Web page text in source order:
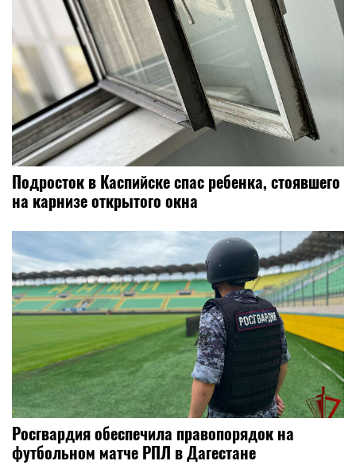
Подросток в Каспийске спас ребенка, стоявшего
на карнизе открытого окна
Росгвардия обеспечила правопорядок на
футбольном матче РПЛ в Дагестане